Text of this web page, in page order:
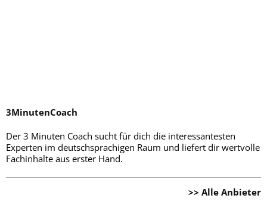
3MinutenCoach
Der 3 Minuten Coach sucht für dich die interessantesten
Experten im deutschsprachigen Raum und liefert dir wertvolle
Fachinhalte aus erster Hand.
>> Alle Anbieter